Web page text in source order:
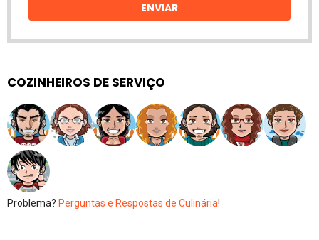
ENVIAR
COZINHEIROS DE SERVIÇO
Problema? Perguntas e Respostas de Culinária!